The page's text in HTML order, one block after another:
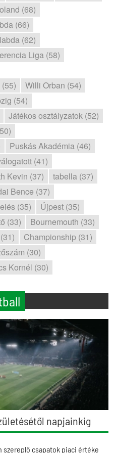
(68)
(66)
(62)
Liga (58)
Willi Orban (54)
(54)
Játékos osztályzatok (52)
Puskás Akadémia (46)
(41)
Kevin (37)
tabella (37)
Bence (37)
(35)
Újpest (35)
(33)
Bournemouth (33)
Championship (31)
(30)
Kornél (30)
napjainkig
szereplő csapatok piaci értéke